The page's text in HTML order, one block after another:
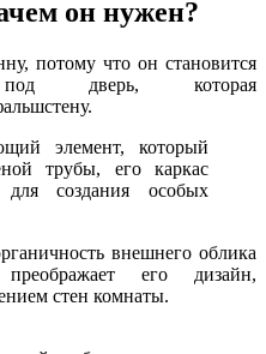
он нужен?
потому что он становится
дверь, которая
элемент, который
трубы, его каркас
создания особых
внешнего облика
его дизайн,
стен комнаты.